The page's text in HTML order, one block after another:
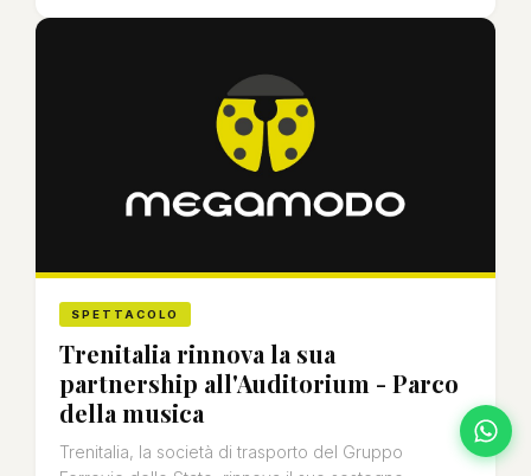
SPETTACOLO
Trenitalia rinnova la sua
partnership all'Auditorium - Parco
della musica
Trenitalia, la società di trasporto del Gruppo